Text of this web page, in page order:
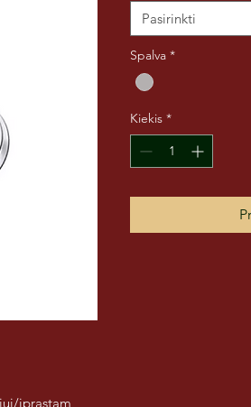
įprastam
Pasirinkti
Spalva *
Kiekis *